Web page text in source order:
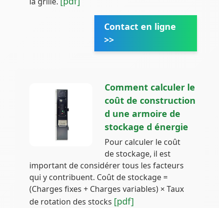
Contact en ligne
>>
Comment calculer le
coût de construction
d une armoire de
stockage d énergie
Pour calculer le coût
de stockage, il est
important de considérer tous les facteurs
qui y contribuent. Coût de stockage =
(Charges fixes + Charges variables) × Taux
de rotation des stocks [pdf]